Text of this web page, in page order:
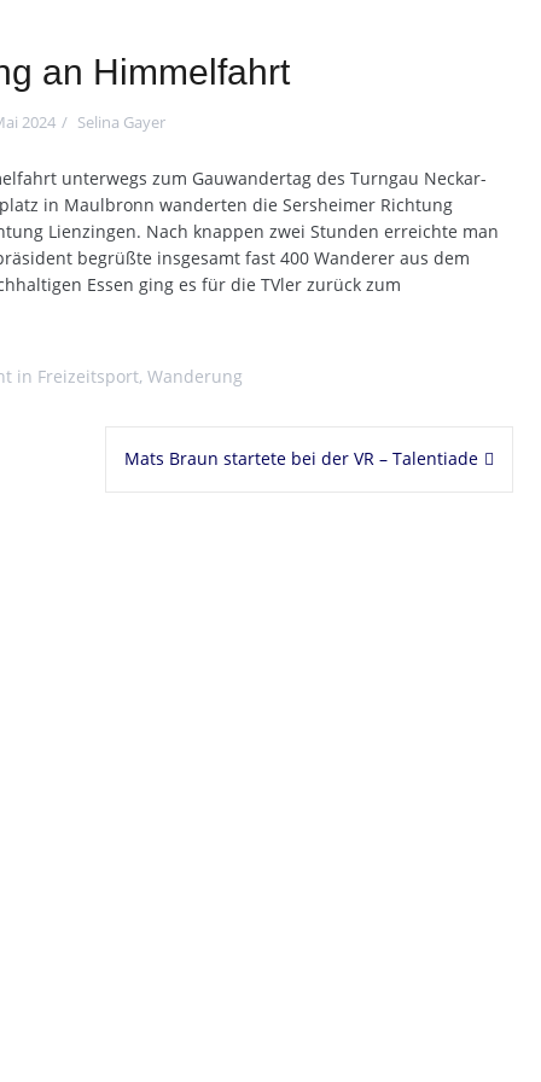
an Himmelfahrt
2024 Selina Gayer
unterwegs zum Gauwandertag des Turngau Neckar-
in Maulbronn wanderten die Sersheimer Richtung
Lienzingen. Nach knappen zwei Stunden erreichte man
begrüßte insgesamt fast 400 Wanderer aus dem
Essen ging es für die TVler zurück zum
in Freizeitsport, Wanderung
Mats Braun startete bei der VR – Talentiade